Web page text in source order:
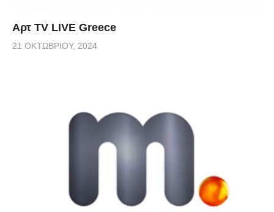
Αρτ TV LIVE Greece
21 ΟΚΤΩΒΡΊΟΥ, 2024